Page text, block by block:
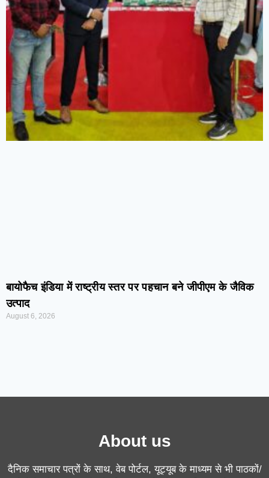
बायोफैच इंडिया में राष्ट्रीय स्तर पर पहचान बने जीपीएम के जैविक
उत्पाद
August 6, 2026
About us
दैनिक समाचार पत्रों के साथ, वेब पोर्टल, यूट्यूब के माध्यम से भी पाठकों/